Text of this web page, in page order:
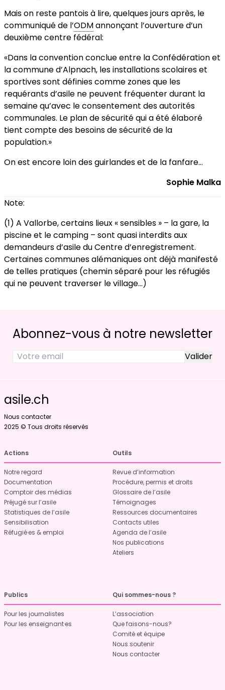
Mais on reste pantois à lire, quelques jours après, le
communiqué de l’ODMannonçant l’ouverture d’un
deuxième centre fédéral:
«Dans la convention conclue entre la Confédération et
la commune d’Alpnach, les installations scolaires et
sportives sont définies comme zones que les
requérants d’asile ne peuvent fréquenter durant la
semaine qu’avec le consentement des autorités
communales. Le plan de sécurité qui a été élaboré
tient compte des besoins de sécurité de la
population.»
On est encore loin des guirlandes et de la fanfare…
Sophie Malka
Note:
(1) A Vallorbe, certains lieux « sensibles » – la gare, la
piscine et le camping – sont quasi interdits aux
demandeurs d’asile du Centre d’enregistrement.
Certaines communes alémaniques ont déjà manifesté
de telles pratiques (chemin séparé pour les réfugiés
qui ne peuvent traverser le village…)
Abonnez-vous à notre newsletter
asile.ch
Nous contacter
2025 © Tous droits réservés
Actions
Notre regard
Documentation
Comptoir des médias
Préjugé sur l’asile
Statistiques de l’asile
Sensibilisation
Réfugié·es & emploi
Outils
Revue d’information
Procédure, permis et droits
Glossaire de l’asile
Témoignages
Ressources documentaires
Contacts utiles
Agenda de l’asile
Nos publications
Ateliers
Publics
Pour les journalistes
Pour les enseignant·es
Qui sommes-nous ?
L’association
Que faisons-nous?
Comité et équipe
Nous soutenir
Nous contacter